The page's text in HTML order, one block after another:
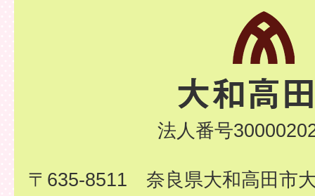
法人番号
〒635-8511 奈良県大和高田市